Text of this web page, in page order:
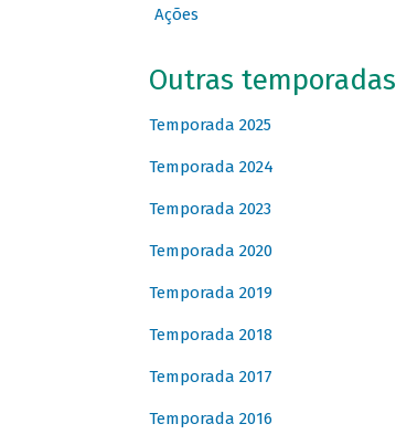
Ações
Outras temporadas
Temporada 2025
Temporada 2024
Temporada 2023
Temporada 2020
Temporada 2019
Temporada 2018
Temporada 2017
Temporada 2016